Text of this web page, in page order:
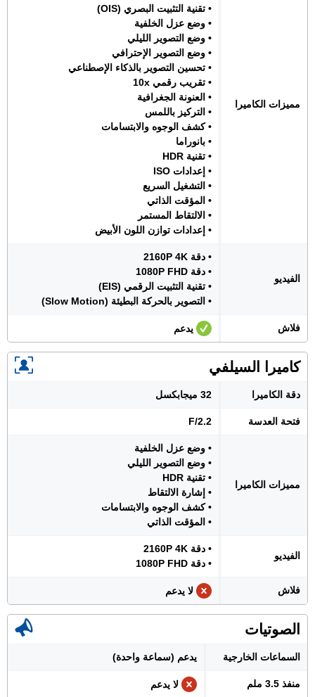
مميزات الكاميرا
• تقنية التثبيت البصري (OIS)
• وضع عزل الخلفية
• وضع التصوير الليلي
• وضع التصوير الإحترافي
• تحسين التصوير بالذكاء الإصطناعي
• تقريب رقمي 10x
• العنونة الجغرافية
• التركيز باللمس
• كشف الوجوه والابتسامات
• بانوراما
• تقنية HDR
• إعدادات ISO
• التشغيل السريع
• المؤقت الذاتي
• الالتقاط المستمر
• إعدادات توازن اللون الأبيض
الفيديو
• دقة 2160P 4K
• دقة 1080P FHD
• تقنية التثبيت الرقمي (EIS)
• التصوير بالحركة البطيئة (Slow Motion)
فلاش يدعم
كاميرا السيلفي
دقة الكاميرا 32 ميجابكسل
فتحة العدسة F/2.2
مميزات الكاميرا
• وضع عزل الخلفية
• وضع التصوير الليلي
• تقنية HDR
• إشارة الالتقاط
• كشف الوجوه والابتسامات
• المؤقت الذاتي
الفيديو
• دقة 2160P 4K
• دقة 1080P FHD
فلاش لا يدعم
الصوتيات
السماعات الخارجية يدعم (سماعة واحدة)
منفذ 3.5 ملم لا يدعم